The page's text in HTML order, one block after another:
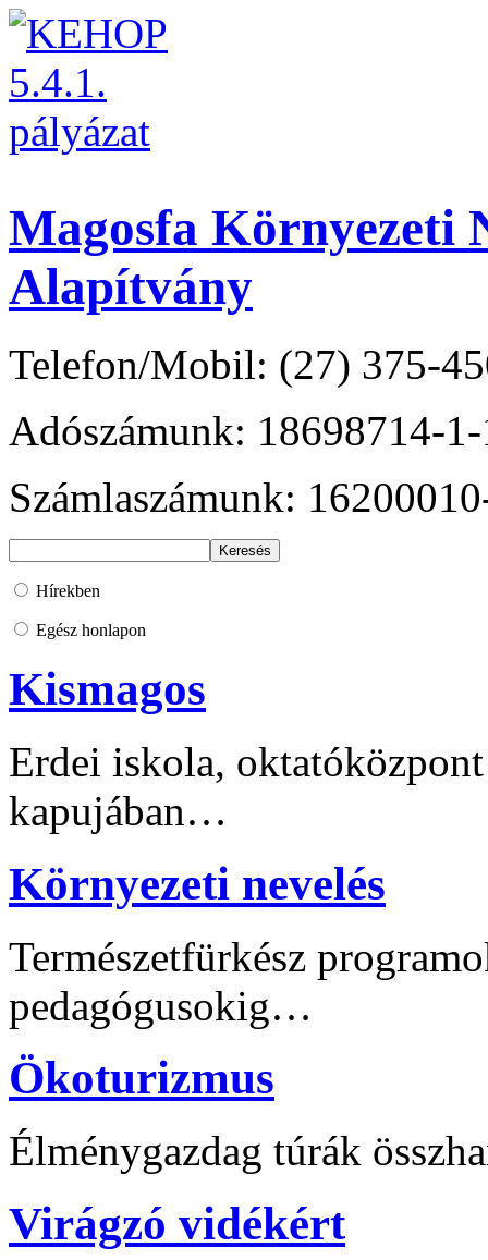
Magosfa Környezeti
Alapítvány
Telefon/Mobil: (27) 375-
Adószámunk: 18698714-
Számlaszámunk:
Hírekben
Egész honlapon
Kismagos
Erdei iskola,
kapujában…
Környezeti nevelés
Természetfürkész
pedagógusokig…
Ökoturizmus
Élménygazdag túrák
Virágzó vidékért